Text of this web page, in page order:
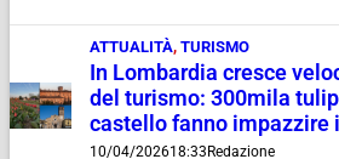
ATTUALITÀ, TURISMO
In Lombardia cresce
del turismo: 300mila
castello fanno impazzire
10/04/202618:33Redazione